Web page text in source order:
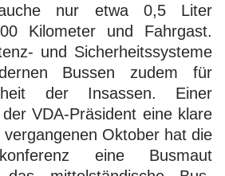
nur etwa 0,5 Liter
Kilometer und Fahrgast.
und Sicherheitssysteme
Bussen zudem für
der Insassen. Einer
VDA-Präsident eine klare
vergangenen Oktober hat die
eine Busmaut